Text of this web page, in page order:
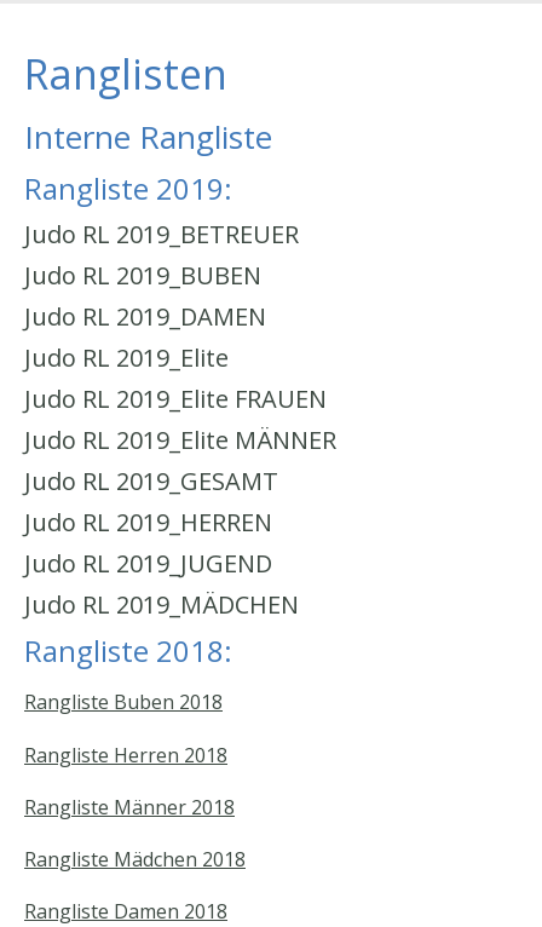
Ranglisten
Interne Rangliste
Rangliste 2019:
Judo RL 2019_BETREUER
Judo RL 2019_BUBEN
Judo RL 2019_DAMEN
Judo RL 2019_Elite
Judo RL 2019_Elite FRAUEN
Judo RL 2019_Elite MÄNNER
Judo RL 2019_GESAMT
Judo RL 2019_HERREN
Judo RL 2019_JUGEND
Judo RL 2019_MÄDCHEN
Rangliste 2018:
Rangliste Buben 2018
Rangliste Herren 2018
Rangliste Männer 2018
Rangliste Mädchen 2018
Rangliste Damen 2018